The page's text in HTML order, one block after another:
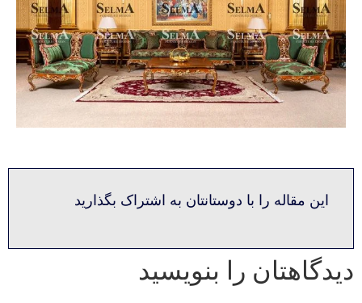
این مقاله را با دوستانتان به اشتراک بگذارید
دیدگاهتان را بنویسید